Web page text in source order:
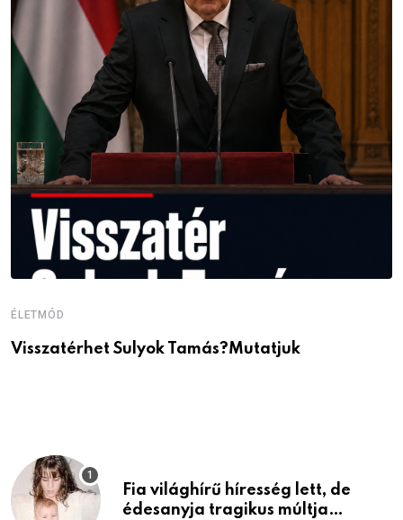
ÉLETMÓD
Visszatérhet Sulyok Tamás?Mutatjuk
Fia világhírű híresség lett, de
édesanyja tragikus múltja